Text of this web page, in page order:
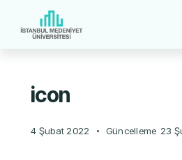
icon
4 Şubat 2022 Güncelleme 23